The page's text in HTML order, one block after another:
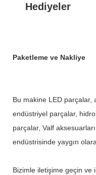
Hediyeler
Paketleme ve Nakliye
Bu makine LED parçalar,
endüstriyel parçalar,
parçalar, Valf
endüstrisinde yaygın
Bizimle iletişime geçin ve